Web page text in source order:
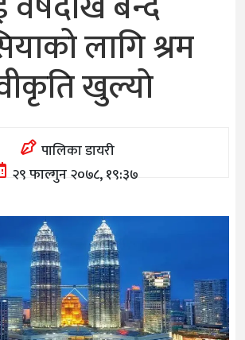
लागि श्रम
खुल्याे
पालिका डायरी
२९ फाल्गुन २०७८, १९:३७